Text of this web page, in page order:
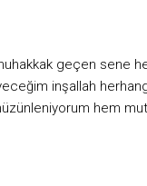
geçen sene
inşallah
hem